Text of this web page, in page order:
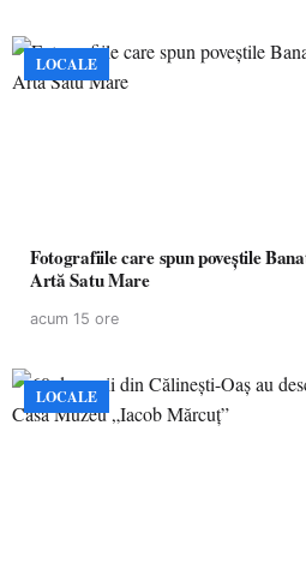
LOCALE
Fotografiile care spun poveștile
Artă Satu Mare
acum 15 ore
LOCALE